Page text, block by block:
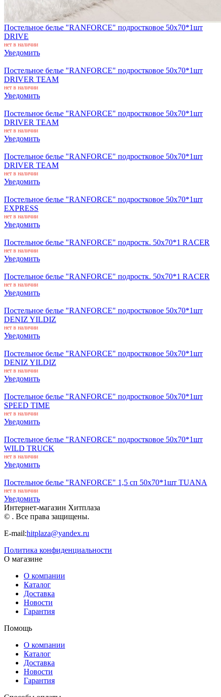
Постельное белье "RANFORCE" подростковое 50х70*1шт
DRIVE
нет в наличии
Уведомить
Постельное белье "RANFORCE" подростковое 50х70*1шт
DRIVER TEAM
нет в наличии
Уведомить
Постельное белье "RANFORCE" подростковое 50х70*1шт
DRIVER TEAM
нет в наличии
Уведомить
Постельное белье "RANFORCE" подростковое 50х70*1шт
DRIVER TEAM
нет в наличии
Уведомить
Постельное белье "RANFORCE" подростковое 50х70*1шт
EXPRESS
нет в наличии
Уведомить
Постельное белье "RANFORCE" подростк. 50х70*1 RACER
нет в наличии
Уведомить
Постельное белье "RANFORCE" подростк. 50х70*1 RACER
нет в наличии
Уведомить
Постельное белье "RANFORCE" подростковое 50х70*1шт
DENIZ YILDIZ
нет в наличии
Уведомить
Постельное белье "RANFORCE" подростковое 50х70*1шт
DENIZ YILDIZ
нет в наличии
Уведомить
Постельное белье "RANFORCE" подростковое 50х70*1шт
SPEED TIME
нет в наличии
Уведомить
Постельное белье "RANFORCE" подростковое 50х70*1шт
WILD TRUCK
нет в наличии
Уведомить
Постельное белье "RANFORCE" 1,5 сп 50х70*1шт TUANA
нет в наличии
Уведомить
Интернет-магазин Хитплаза
© . Все права защищены.
E-mail:hitplaza@yandex.ru
Политика конфиденциальности
О магазине
О компании
Каталог
Доставка
Новости
Гарантия
Помощь
О компании
Каталог
Доставка
Новости
Гарантия